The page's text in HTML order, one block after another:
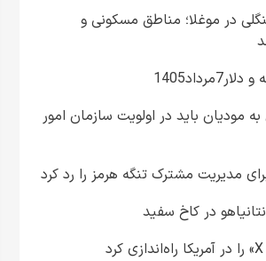
در موغلا؛ مناطق مسکونی و
مودیان باید در اولویت سازمان امور
مدیریت مشترک تنگه هرمز را رد کرد
در کاخ سفید